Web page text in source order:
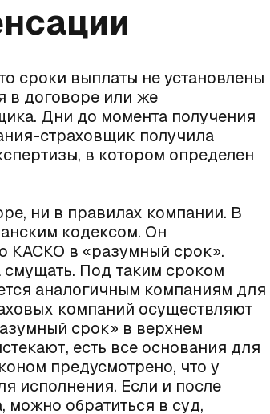
сроки выплаты не установлены
в договоре или же
Дни до момента получения
страховщик получила
в котором определен
ни в правилах компании. В
кодексом. Он
КАСКО в «разумный срок».
Под таким сроком
аналогичным компаниям для
компаний осуществляют
срок» в верхнем
есть все основания для
предусмотрено, что у
исполнения. Если и после
можно обратиться в суд,